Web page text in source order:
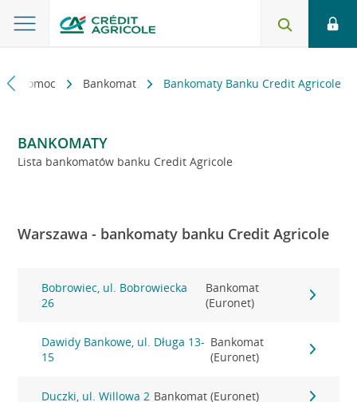
i pomoc Bankomat Bankomaty Banku Credit Agricole
BANKOMATY
Lista bankomatów banku Credit Agricole
Warszawa - bankomaty banku Credit Agricole
Bobrowiec, ul. Bobrowiecka
26
Bankomat
(Euronet)
Dawidy Bankowe, ul. Długa 13-
15
Bankomat
(Euronet)
Duczki, ul. Willowa 2 Bankomat (Euronet)